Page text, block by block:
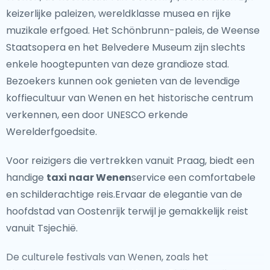
Iconische Bezienswaardigheden
Van de drukke straten van Praag tot de rustige
landschappen van Zuid-Bohemen, Tsjechië zit vol met
iconische bezienswaardigheden. In Praag kunnen
bezoekers langs de rivier de Vltava wandelen, de
historische Oude Stad verkennen en genieten van de
prachtige architectuur van het Nationaal Museum en
het Dansende Huis. Voor degenen die op zoek zijn naar
Boheems Zwitserland en de Moravische Karst
adembenemende uitzichten en mogelijkheden voor
wandelen en buitenactiviteiten.
Van de Gebaande Paden Af
Voor reizigers die de drukte willen ontvluchten, biedt
keizerlijke paleizen, wereldklasse musea en rijke
muzikale erfgoed. Het Schönbrunn-paleis, de Weense
Staatsopera en het Belvedere Museum zijn slechts
enkele hoogtepunten van deze grandioze stad.
Bezoekers kunnen ook genieten van de levendige
koffiecultuur van Wenen en het historische centrum
verkennen, een door UNESCO erkende
Werelderfgoedsite.
Voor reizigers die vertrekken vanuit Praag, biedt een
handige taxi naar Wenenservice een comfortabele
en schilderachtige reis.Ervaar de elegantie van de
hoofdstad van Oostenrijk terwijl je gemakkelijk reist
vanuit Tsjechië.
De culturele festivals van Wenen, zoals het